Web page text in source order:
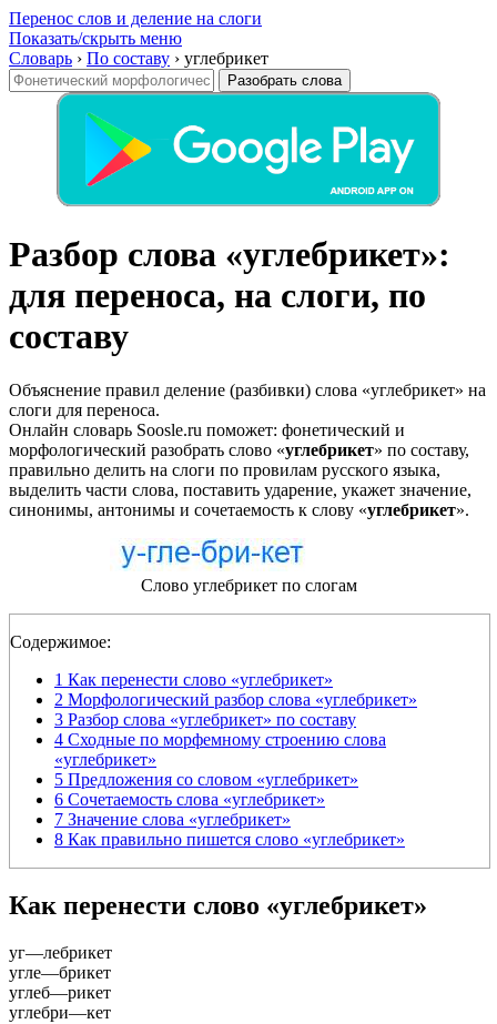
Перенос слов и деление на слоги
Показать/скрыть меню
Словарь › По составу › углебрикет
Разобрать слова
Разбор слова «углебрикет»:
для переноса, на слоги, по
составу
Объяснение правил деление (разбивки) слова «углебрикет» на
слоги для переноса.
Онлайн словарь Soosle.ru поможет: фонетический и
морфологический разобрать слово «углебрикет» по составу,
правильно делить на слоги по провилам русского языка,
выделить части слова, поставить ударение, укажет значение,
синонимы, антонимы и сочетаемость к слову «углебрикет».
Слово углебрикет по слогам
Содержимое:
1 Как перенести слово «углебрикет»
2 Морфологический разбор слова «углебрикет»
3 Разбор слова «углебрикет» по составу
4 Сходные по морфемному строению слова
«углебрикет»
5 Предложения со словом «углебрикет»
6 Сочетаемость слова «углебрикет»
7 Значение слова «углебрикет»
8 Как правильно пишется слово «углебрикет»
Как перенести слово «углебрикет»
уг—лебрикет
угле—брикет
углеб—рикет
углебри—кет